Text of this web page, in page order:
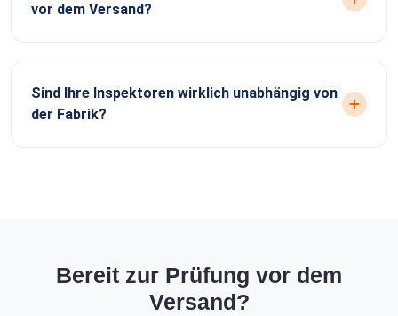
vor dem Versand?
Sind Ihre Inspektoren wirklich unabhängig von
der Fabrik?
Bereit zur Prüfung vor dem
Versand?